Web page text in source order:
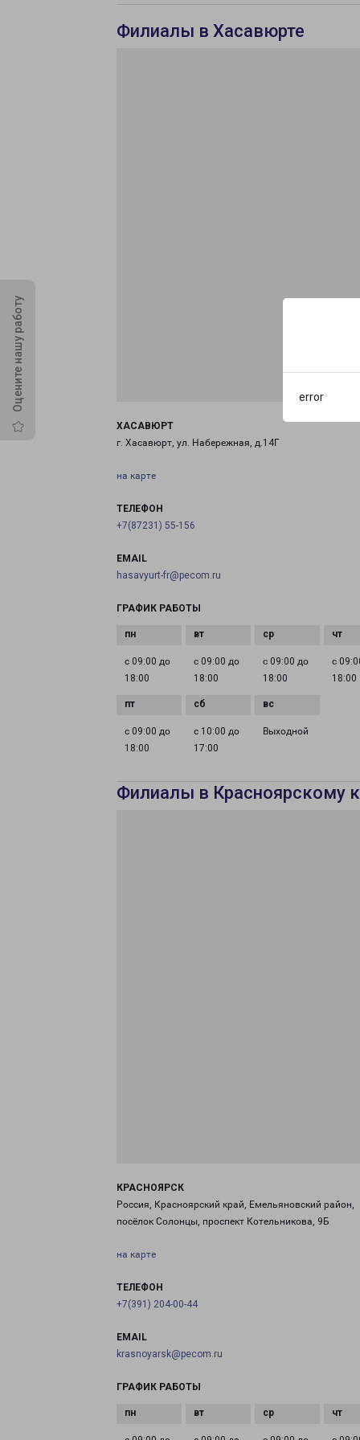
error
Оцените нашу работу
Филиалы в Хасавюрте
ХАСАВЮРТ
г. Хасавюрт, ул. Набережная, д.14Г
на карте
ТЕЛЕФОН
+7(87231) 55-156
EMAIL
hasavyurt-fr@pecom.ru
ГРАФИК РАБОТЫ
с 09:00 до
18:00
с 09:00 до
18:00
с 09:00 до
18:00
с
18:00
с 09:00 до
18:00
с 10:00 до
17:00
Выходной
Филиалы в Красноярскому
КРАСНОЯРСК
Россия, Красноярский край, Емельяновский район,
посёлок Солонцы, проспект Котельникова, 9Б
на карте
ТЕЛЕФОН
+7(391) 204-00-44
EMAIL
krasnoyarsk@pecom.ru
ГРАФИК РАБОТЫ